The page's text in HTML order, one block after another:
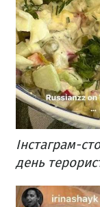
Інстаграм-
день